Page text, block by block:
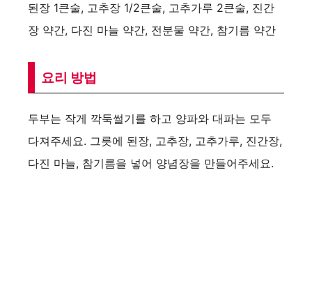
된장 1큰술, 고추장 1/2큰술, 고추가루 2큰술, 진간
장 약간, 다진 마늘 약간, 전분물 약간, 참기름 약간
요리 방법
두부는 작게 깍둑썰기를 하고 양파와 대파는 모두
다져주세요. 그릇에 된장, 고추장, 고추가루, 진간장,
다진 마늘, 참기름을 넣어 양념장을 만들어주세요.